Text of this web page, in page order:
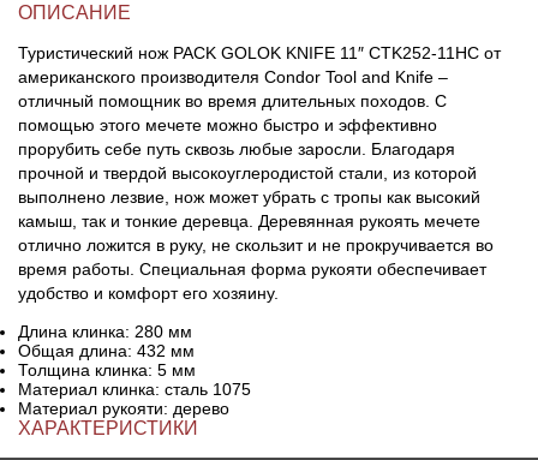
ОПИСАНИЕ
Туристический нож PACK GOLOK KNIFE 11″ CTK252-11HC от
американского производителя Condor Tool and Knife –
отличный помощник во время длительных походов. С
помощью этого мечете можно быстро и эффективно
прорубить себе путь сквозь любые заросли. Благодаря
прочной и твердой высокоуглеродистой стали, из которой
выполнено лезвие, нож может убрать с тропы как высокий
камыш, так и тонкие деревца. Деревянная рукоять мечете
отлично ложится в руку, не скользит и не прокручивается во
время работы. Специальная форма рукояти обеспечивает
удобство и комфорт его хозяину.
Длина клинка: 280 мм
Общая длина: 432 мм
Толщина клинка: 5 мм
Материал клинка: сталь 1075
Материал рукояти: дерево
ХАРАКТЕРИСТИКИ